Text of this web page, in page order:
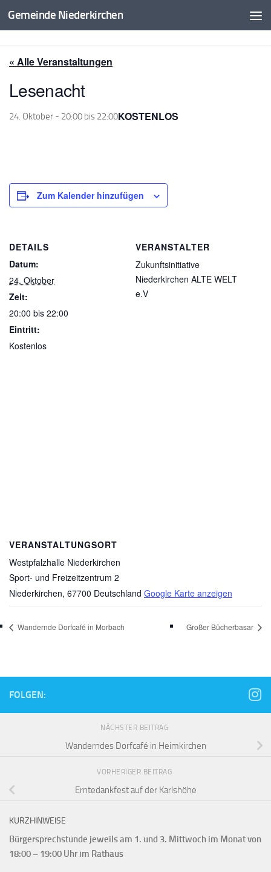
Zum Inhalt springen
Gemeinde Niederkirchen
« Alle Veranstaltungen
Lesenacht
24. Oktober - 20:00 bis 22:00KOSTENLOS
Zum Kalender hinzufügen
DETAILS
Datum:
24. Oktober
Zeit:
20:00 bis 22:00
Eintritt:
Kostenlos
VERANSTALTER
Zukunftsinitiative
Niederkirchen ALTE WELT
e.V
VERANSTALTUNGSORT
Westpfalzhalle Niederkirchen
Sport- und Freizeitzentrum 2
Niederkirchen, 67700 Deutschland Google Karte anzeigen
Wandernde Dorfcafé in Morbach Großer Bücherbasar
FOLGEN:
NÄCHSTER BEITRAG
Wanderndes Dorfcafé in Heimkirchen
VORHERIGER BEITRAG
Erntedankfest auf der Karlshöhe
KURZHINWEISE
Bürgersprechstunde jeweils am 1. und 3. Mittwoch im Monat von
18:00 – 19:00 Uhr im Rathaus